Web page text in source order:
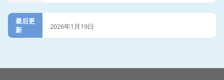
最后更
新
2026年1月19日